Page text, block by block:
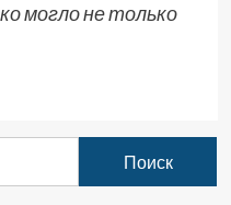
могло не только